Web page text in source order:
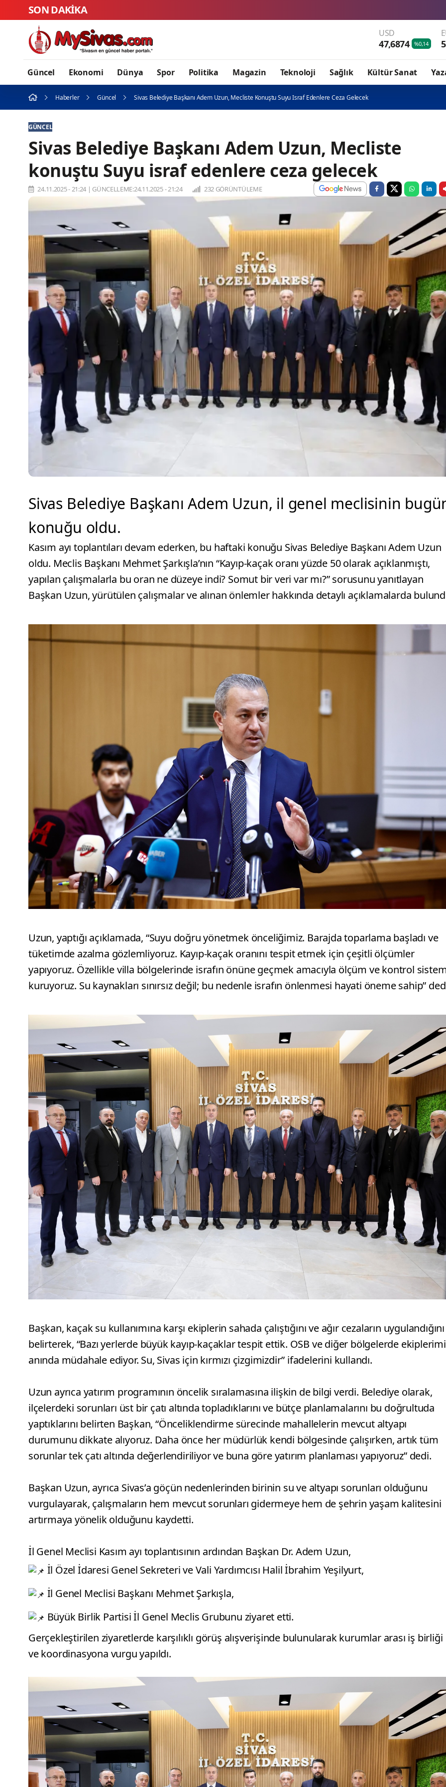
SON DAKİKA
USD
47,6874 %0,14
Güncel Ekonomi Dünya Spor Politika Magazin Teknoloji Sağlık Kültür Sanat
Haberler Güncel Sivas Belediye Başkanı Adem Uzun, Mecliste Konuştu Suyu Israf Edenlere Ceza Gelecek
GÜNCEL
Sivas Belediye Başkanı Adem Uzun, Mecliste
konuştu Suyu israf edenlere ceza gelecek
24.11.2025 - 21:24 | GÜNCELLEME:24.11.2025 - 21:24 232 GÖRÜNTÜLEME
Sivas Belediye Başkanı Adem Uzun, il genel meclisinin
konuğu oldu.
Kasım ayı toplantıları devam ederken, bu haftaki konuğu Sivas Belediye Başkanı Adem Uzun
oldu. Meclis Başkanı Mehmet Şarkışla’nın “Kayıp-kaçak oranı yüzde 50 olarak açıklanmıştı,
yapılan çalışmalarla bu oran ne düzeye indi? Somut bir veri var mı?” sorusunu yanıtlayan
Başkan Uzun, yürütülen çalışmalar ve alınan önlemler hakkında detaylı açıklamalarda
Uzun, yaptığı açıklamada, “Suyu doğru yönetmek önceliğimiz. Barajda toparlama başladı ve
tüketimde azalma gözlemliyoruz. Kayıp-kaçak oranını tespit etmek için çeşitli ölçümler
yapıyoruz. Özellikle villa bölgelerinde israfın önüne geçmek amacıyla ölçüm ve kontrol
kuruyoruz. Su kaynakları sınırsız değil; bu nedenle israfın önlenmesi hayati öneme sahip”
Başkan, kaçak su kullanımına karşı ekiplerin sahada çalıştığını ve ağır cezaların uygulandığını
belirterek, “Bazı yerlerde büyük kayıp-kaçaklar tespit ettik. OSB ve diğer bölgelerde
anında müdahale ediyor. Su, Sivas için kırmızı çizgimizdir” ifadelerini kullandı.
Uzun ayrıca yatırım programının öncelik sıralamasına ilişkin de bilgi verdi. Belediye olarak,
ilçelerdeki sorunları üst bir çatı altında topladıklarını ve bütçe planlamalarını bu doğrultuda
yaptıklarını belirten Başkan, “Önceliklendirme sürecinde mahallelerin mevcut altyapı
durumunu dikkate alıyoruz. Daha önce her müdürlük kendi bölgesinde çalışırken, artık tüm
sorunlar tek çatı altında değerlendiriliyor ve buna göre yatırım planlaması yapıyoruz” dedi.
Başkan Uzun, ayrıca Sivas’a göçün nedenlerinden birinin su ve altyapı sorunları olduğunu
vurgulayarak, çalışmaların hem mevcut sorunları gidermeye hem de şehrin yaşam kalitesini
artırmaya yönelik olduğunu kaydetti.
İl Genel Meclisi Kasım ayı toplantısının ardından Başkan Dr. Adem Uzun,
İl Özel İdaresi Genel Sekreteri ve Vali Yardımcısı Halil İbrahim Yeşilyurt,
İl Genel Meclisi Başkanı Mehmet Şarkışla,
Büyük Birlik Partisi İl Genel Meclis Grubunu ziyaret etti.
Gerçekleştirilen ziyaretlerde karşılıklı görüş alışverişinde bulunularak kurumlar arası iş birliği
ve koordinasyona vurgu yapıldı.